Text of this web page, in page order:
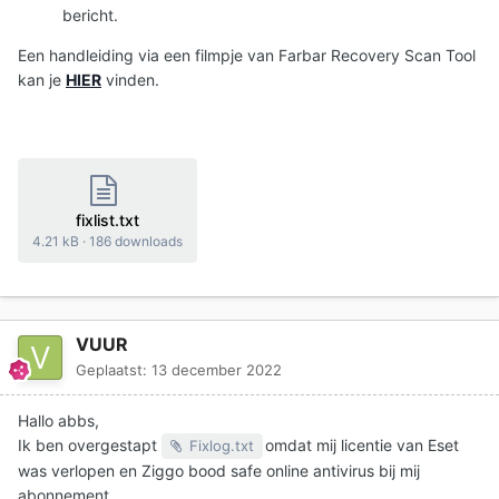
bericht.
Een handleiding via een filmpje van Farbar Recovery Scan Tool
kan je HIER vinden.
fixlist.txt
4.21 kB · 186 downloads
VUUR
Geplaatst: 13 december 2022
Hallo abbs,
Ik ben overgestapt
Fixlog.txt
omdat mij licentie van Eset
was verlopen en Ziggo bood safe online antivirus bij mij